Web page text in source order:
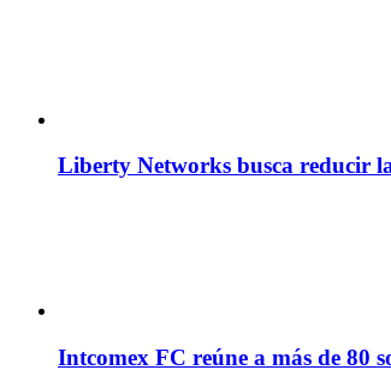
Liberty Networks busca reducir
Intcomex FC reúne a más de 80